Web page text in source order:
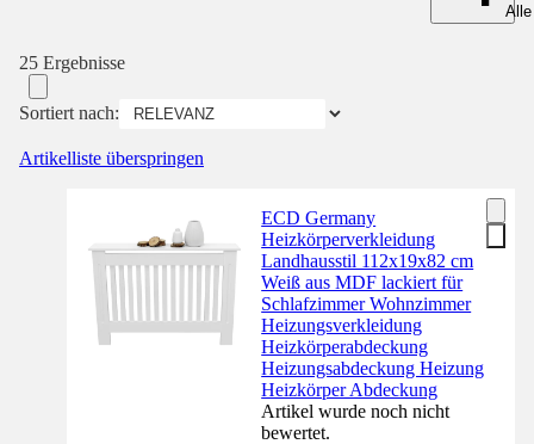
25 Ergebnisse
Sortiert nach:
Artikelliste überspringen
ECD Germany
Heizkörperverkleidung
Landhausstil 112x19x82 cm
Weiß aus MDF lackiert für
Schlafzimmer Wohnzimmer
Heizungsverkleidung
Heizkörperabdeckung
Heizungsabdeckung Heizung
Heizkörper Abdeckung
Artikel wurde noch nicht
bewertet.